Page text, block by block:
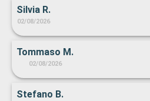
Silvia R.
02/08/2026
Tommaso M.
02/08/2026
Stefano B.